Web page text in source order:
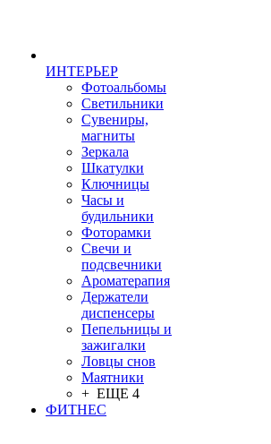
ИНТЕРЬЕР
Фотоальбомы
Светильники
Сувениры,
магниты
Зеркала
Шкатулки
Ключницы
Часы и
будильники
Фоторамки
Свечи и
подсвечники
Ароматерапия
Держатели
диспенсеры
Пепельницы и
зажигалки
Ловцы снов
Маятники
+ ЕЩЕ 4
ФИТНЕС